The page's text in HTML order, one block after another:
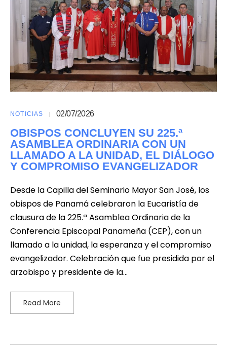
NOTICIAS 02/07/2026
OBISPOS CONCLUYEN SU 225.ª
ASAMBLEA ORDINARIA CON UN
LLAMADO A LA UNIDAD, EL DIÁLOGO
Y COMPROMISO EVANGELIZADOR
Desde la Capilla del Seminario Mayor San José, los
obispos de Panamá celebraron la Eucaristía de
clausura de la 225.ª Asamblea Ordinaria de la
Conferencia Episcopal Panameña (CEP), con un
llamado a la unidad, la esperanza y el compromiso
evangelizador. Celebración que fue presidida por el
arzobispo y presidente de la…
Read More